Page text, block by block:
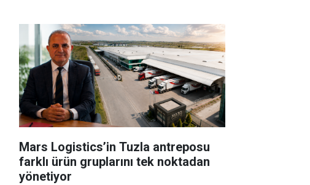
Mars Logistics’in Tuzla antreposu
farklı ürün gruplarını tek noktadan
yönetiyor